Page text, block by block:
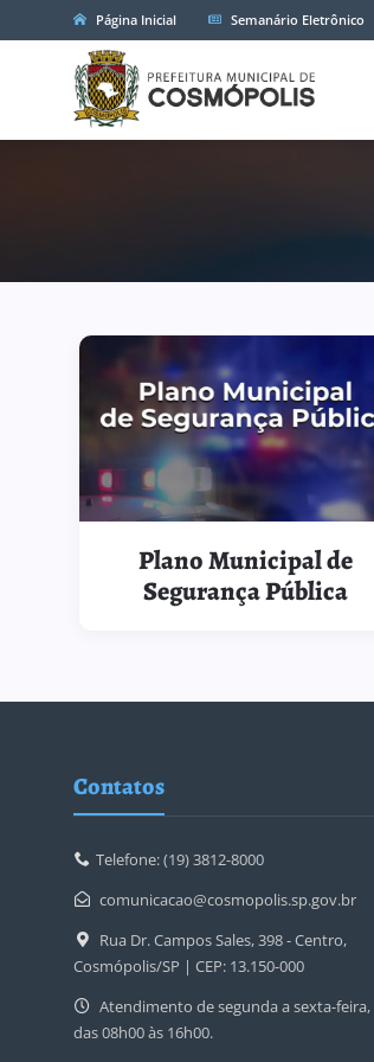
Página Inicial Semanário Eletrônico
Plano Municipal de
Segurança Pública
Contatos
Telefone: (19) 3812-8000
comunicacao@cosmopolis.sp.gov.br
Rua Dr. Campos Sales, 398 - Centro,
Cosmópolis/SP | CEP: 13.150-000
Atendimento de segunda a sexta-feira,
das 08h00 às 16h00.